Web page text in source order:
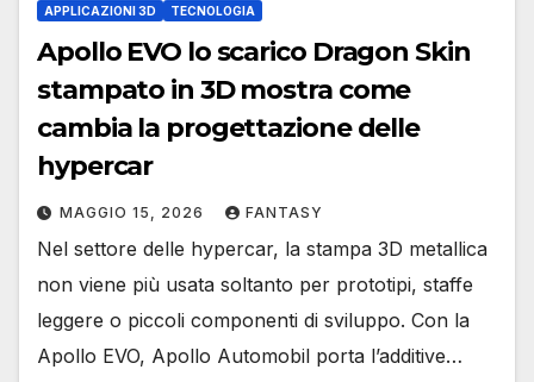
APPLICAZIONI 3D TECNOLOGIA
Apollo EVO lo scarico Dragon Skin
stampato in 3D mostra come
cambia la progettazione delle
hypercar
MAGGIO 15, 2026 FANTASY
Nel settore delle hypercar, la stampa 3D metallica
non viene più usata soltanto per prototipi, staffe
leggere o piccoli componenti di sviluppo. Con la
Apollo EVO, Apollo Automobil porta l’additive…